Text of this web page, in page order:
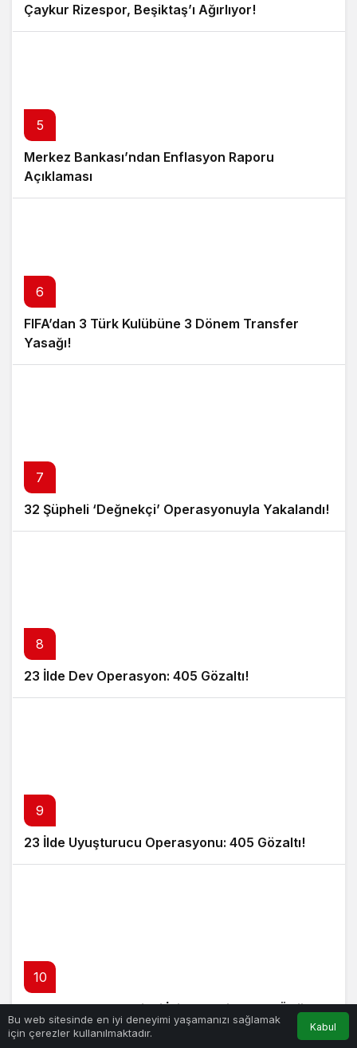
Çaykur Rizespor, Beşiktaş’ı Ağırlıyor!
5
Merkez Bankası’ndan Enflasyon Raporu
Açıklaması
6
FIFA’dan 3 Türk Kulübüne 3 Dönem Transfer
Yasağı!
7
32 Şüpheli ‘Değnekçi’ Operasyonuyla Yakalandı!
8
23 İlde Dev Operasyon: 405 Gözaltı!
9
23 İlde Uyuşturucu Operasyonu: 405 Gözaltı!
10
19 Yıldır Kayıp Denizci İçin 100 Bin Dolar Ödül!
Bu web sitesinde en iyi deneyimi yaşamanızı sağlamak
için çerezler kullanılmaktadır.
Kabul